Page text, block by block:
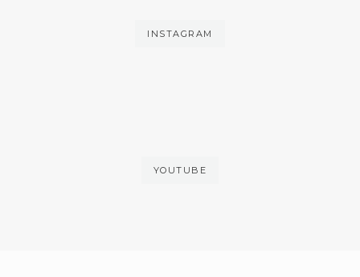
INSTAGRAM
YOUTUBE